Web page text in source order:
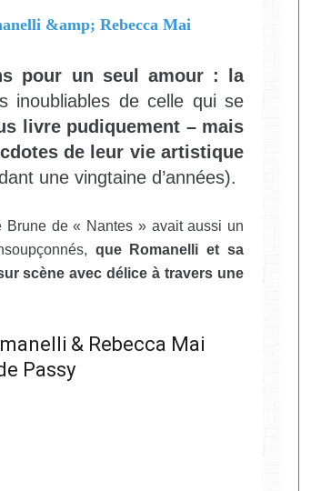
pour un seul amour : la
inoubliables de celle qui se
livre pudiquement – mais
de leur vie artistique
une vingtaine d’années).
Brune de « Nantes » avait aussi un
que Romanelli et sa
scène avec délice à travers une
& Rebecca Mai
Passy